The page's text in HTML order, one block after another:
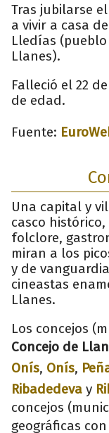
Tras jubilarse
a vivir a casa
Lledías
Llanes).
Falleció el 22
de edad.
Fuente:
Una capital y
casco
folclore,
miran a los
y de
cineastas
Llanes.
Los concejos
Concejo de
Onís, Onís,
Ribadedeva y
concejos
geográficas con